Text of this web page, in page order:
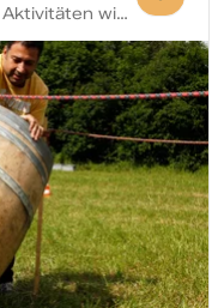
Erleben Sie Highland Games mit Aktivitäten wie Axtwerfen, Baumstammwerfen, Whiskyfass-Parcours, Dart, Steinstossen uvm.